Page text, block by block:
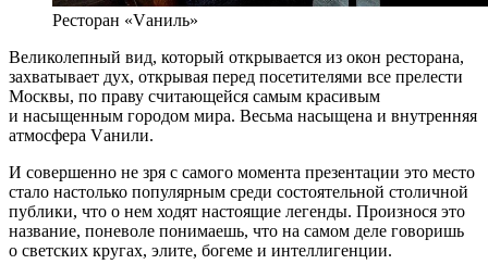
Ресторан «Vаниль»
Великолепный вид, который открывается из окон ресторана,
захватывает дух, открывая перед посетителями все прелести
Москвы, по праву считающейся самым красивым
и насыщенным городом мира. Весьма насыщена и внутренняя
атмосфера Vанили.
И совершенно не зря с самого момента презентации это место
стало настолько популярным среди состоятельной столичной
публики, что о нем ходят настоящие легенды. Произнося это
название, поневоле понимаешь, что на самом деле говоришь
о светских кругах, элите, богеме и интеллигенции.